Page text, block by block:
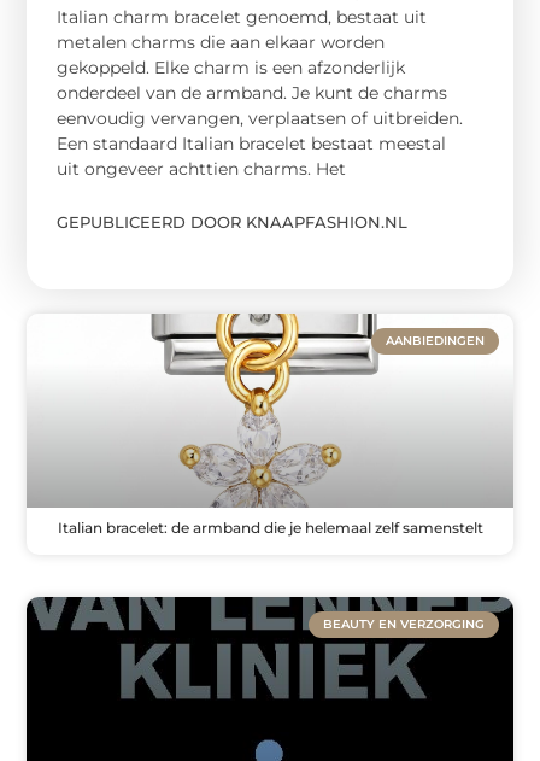
Italian charm bracelet genoemd, bestaat uit
metalen charms die aan elkaar worden
gekoppeld. Elke charm is een afzonderlijk
onderdeel van de armband. Je kunt de charms
eenvoudig vervangen, verplaatsen of uitbreiden.
Een standaard Italian bracelet bestaat meestal
uit ongeveer achttien charms. Het
GEPUBLICEERD DOOR KNAAPFASHION.NL
AANBIEDINGEN
Italian bracelet: de armband die je helemaal zelf samenstelt
BEAUTY EN VERZORGING